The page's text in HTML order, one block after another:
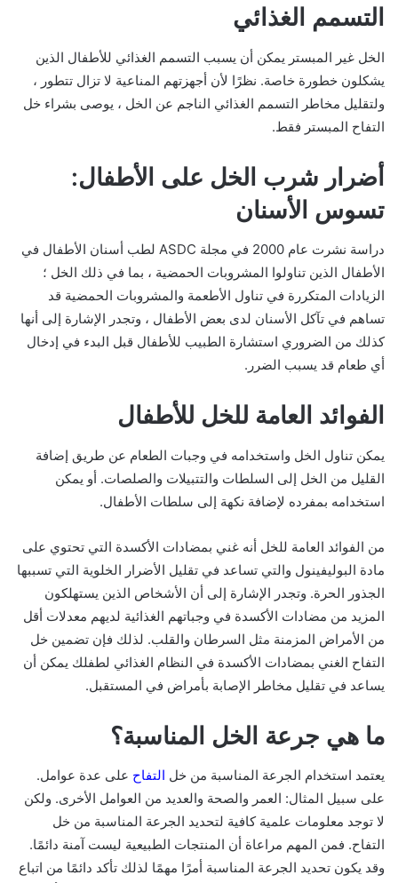
التسمم الغذائي
الخل غير المبستر يمكن أن يسبب التسمم الغذائي للأطفال الذين
يشكلون خطورة خاصة. نظرًا لأن أجهزتهم المناعية لا تزال تتطور ،
ولتقليل مخاطر التسمم الغذائي الناجم عن الخل ، يوصى بشراء خل
التفاح المبستر فقط.
أضرار شرب الخل على الأطفال:
تسوس الأسنان
دراسة نشرت عام 2000 في مجلة ASDC لطب أسنان الأطفال في
الأطفال الذين تناولوا المشروبات الحمضية ، بما في ذلك الخل ؛
الزيادات المتكررة في تناول الأطعمة والمشروبات الحمضية قد
تساهم في تآكل الأسنان لدى بعض الأطفال ، وتجدر الإشارة إلى أنها
كذلك من الضروري استشارة الطبيب للأطفال قبل البدء في إدخال
أي طعام قد يسبب الضرر.
الفوائد العامة للخل للأطفال
يمكن تناول الخل واستخدامه في وجبات الطعام عن طريق إضافة
القليل من الخل إلى السلطات والتتبيلات والصلصات. أو يمكن
استخدامه بمفرده لإضافة نكهة إلى سلطات الأطفال.
من الفوائد العامة للخل أنه غني بمضادات الأكسدة التي تحتوي على
مادة البوليفينول والتي تساعد في تقليل الأضرار الخلوية التي تسببها
الجذور الحرة. وتجدر الإشارة إلى أن الأشخاص الذين يستهلكون
المزيد من مضادات الأكسدة في وجباتهم الغذائية لديهم معدلات أقل
من الأمراض المزمنة مثل السرطان والقلب. لذلك فإن تضمين خل
التفاح الغني بمضادات الأكسدة في النظام الغذائي لطفلك يمكن أن
يساعد في تقليل مخاطر الإصابة بأمراض في المستقبل.
ما هي جرعة الخل المناسبة؟
يعتمد استخدام الجرعة المناسبة من خل التفاح على عدة عوامل.
على سبيل المثال: العمر والصحة والعديد من العوامل الأخرى. ولكن
لا توجد معلومات علمية كافية لتحديد الجرعة المناسبة من خل
التفاح. فمن المهم مراعاة أن المنتجات الطبيعية ليست آمنة دائمًا.
وقد يكون تحديد الجرعة المناسبة أمرًا مهمًا لذلك تأكد دائمًا من اتباع